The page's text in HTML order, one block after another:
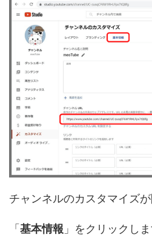
チャンネルのカスタマイズが
「 基本情報 」をクリックしま